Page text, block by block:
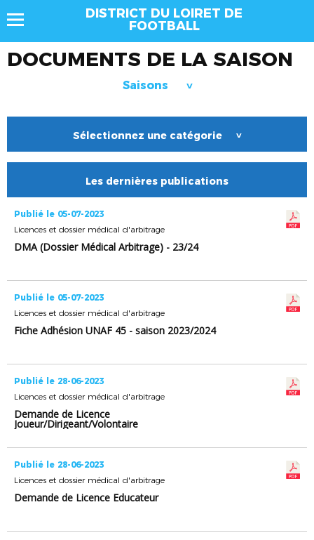
DISTRICT DU LOIRET DE
FOOTBALL
DOCUMENTS DE LA SAISON
Saisons >
Sélectionnez une catégorie >
Les dernières publications
Publié le 05-07-2023
Licences et dossier médical d'arbitrage
DMA (Dossier Médical Arbitrage) - 23/24
Publié le 05-07-2023
Licences et dossier médical d'arbitrage
Fiche Adhésion UNAF 45 - saison 2023/2024
Publié le 28-06-2023
Licences et dossier médical d'arbitrage
Demande de Licence
Joueur/Dirigeant/Volontaire
Publié le 28-06-2023
Licences et dossier médical d'arbitrage
Demande de Licence Educateur